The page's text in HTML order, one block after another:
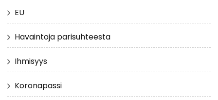
EU
Havaintoja parisuhteesta
Ihmisyys
Koronapassi